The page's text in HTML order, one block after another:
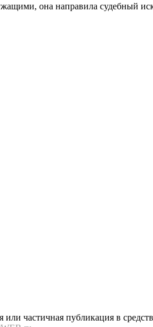
она направила судебный
частичная публикация в